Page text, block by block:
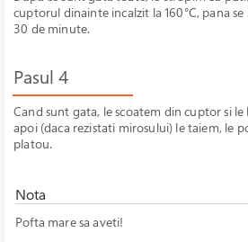
cuptorul dinainte incalzit la 160°C, pana
30 de minute.
Pasul 4
Cand sunt gata, le scoatem din cuptor si le
apoi (daca rezistati mirosului) le taiem, le
platou.
Nota
Pofta mare sa aveti!